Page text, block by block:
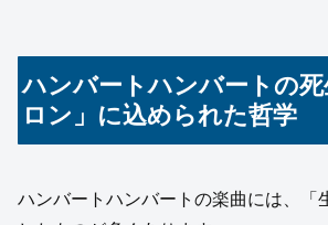
ハンバートハンバートの
ロン」に込められた哲学
ハンバートハンバートの楽曲には、「